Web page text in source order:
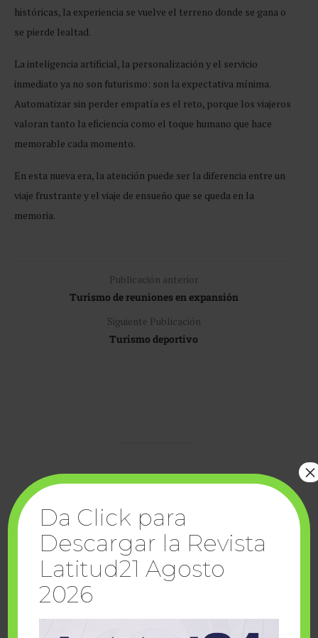
históricas, la experiencia se vuelve el terreno donde se gana o
se pierde lealtad.
La inteligencia artificial, la personalización y el servicio
inmediato ya no son futurismo: son la expectativa mínima.
Automatizar sin perder empatía es el reto, porque los viajeros
valoran tanto la eficiencia como el toque humano que hace
memorable cada momento.
En esta nueva era, la atención puede ser la diferencia entre un
viaje frustrante y el viaje de ensueño que se queda en la
memoria.
Publicación anterior
Turismo de reuniones en expansión
Siguiente Publicación
Turismo deportivo
lunes, agosto 10 2026
Da Click para
Descargar la Revista
Latitud21 Agosto
2026
×